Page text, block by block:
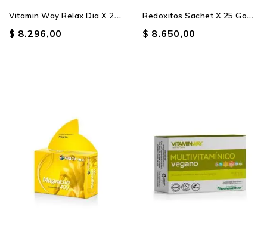
V
Itamin Way Relax Dia X 20...
$ 8.296,00
R
Edoxitos Sachet X 25 Gomitas
$ 8.650,00